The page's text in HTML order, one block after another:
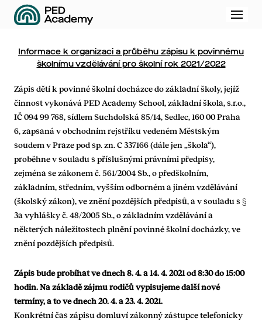
Menu
Informace k organizaci a průběhu zápisu k povinnému
školnímu vzdělávání pro školní rok 2021/2022
Zápis dětí k povinné školní docházce do základní školy, jejíž
činnost vykonává PED Academy School, základní škola, s.r.o.,
IČ 094 99 768, sídlem Suchdolská 85/14, Sedlec, 160 00 Praha
6, zapsaná v obchodním rejstříku vedeném Městským
soudem v Praze pod sp. zn. C 337166 (dále jen „škola“),
proběhne v souladu s příslušnými právními předpisy,
zejména se zákonem č. 561/2004 Sb., o předškolním,
základním, středním, vyšším odborném a jiném vzdělávání
(školský zákon), ve znění pozdějších předpisů, a v souladu s §
3a vyhlášky č. 48/2005 Sb., o základním vzdělávání a
některých náležitostech plnění povinné školní docházky, ve
znění pozdějších předpisů.
Zápis bude probíhat ve dnech 8. 4. a 14. 4. 2021 od 8:30 do 15:00
hodin. Na základě zájmu rodičů vypisujeme další nové
termíny, a to ve dnech 20. 4. a 23. 4. 2021.
Konkrétní čas zápisu domluví zákonný zástupce telefonicky